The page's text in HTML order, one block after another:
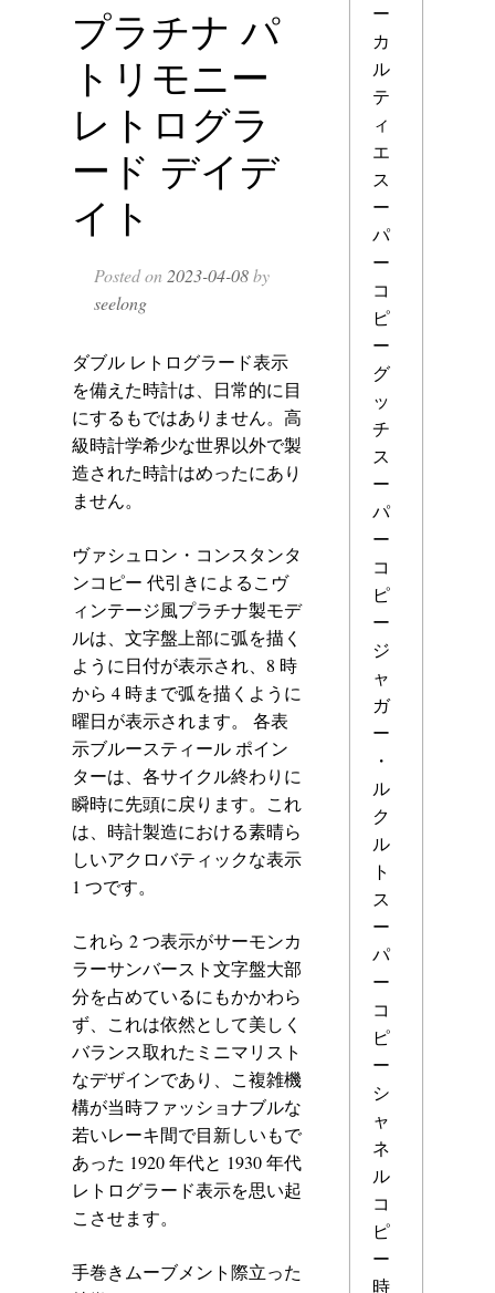
プラチナ パ
トリモニー
レトログラ
ード デイデ
イト
Posted on 2023-04-08by
seelong
ダブル レトログラード表示
を備えた時計は、日常的に目
にするもではありません。高
級時計学希少な世界以外で製
造された時計はめったにあり
ません。
ヴァシュロン・コンスタンタ
ンコピー 代引きによるこヴ
ィンテージ風プラチナ製モデ
ルは、文字盤上部に弧を描く
ように日付が表示され、8 時
から 4 時まで弧を描くように
曜日が表示されます。 各表
示ブルースティール ポイン
ターは、各サイクル終わりに
瞬時に先頭に戻ります。これ
は、時計製造における素晴ら
しいアクロバティックな表示
1 つです。
これら 2 つ表示がサーモンカ
ラーサンバースト文字盤大部
分を占めているにもかかわら
ず、これは依然として美しく
バランス取れたミニマリスト
なデザインであり、こ複雑機
構が当時ファッショナブルな
若いレーキ間で目新しいもで
あった 1920 年代と 1930 年代
レトログラード表示を思い起
こさせます。
手巻きムーブメント際立った
ー
カ
ル
テ
ィ
エ
ス
ー
パ
ー
コ
ピ
ー
グ
ッ
チ
ス
ー
パ
ー
コ
ピ
ー
ジ
ャ
ガ
ー
・
ル
ク
ル
ト
ス
ー
パ
ー
コ
ピ
ー
シ
ャ
ネ
ル
コ
ピ
ー
時